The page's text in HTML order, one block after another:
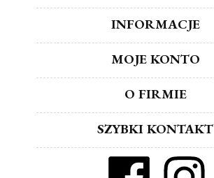
INFORMACJE
MOJE KONTO
O FIRMIE
SZYBKI KONTAKT